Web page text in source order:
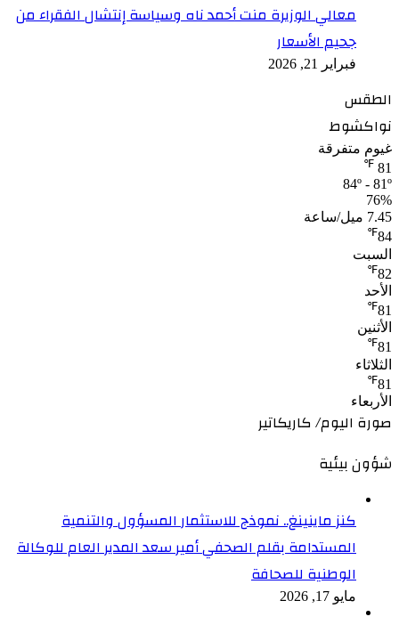
معالي الوزيرة منت أحمد ناه وسياسة إنتشال الفقراء من
جحيم الأسعار
فبراير 21, 2026
الطقس
نواكشوط
غيوم متفرقة
81
℉
84º - 81º
76%
7.45 ميل/ساعة
84
℉
السبت
82
℉
الأحد
81
℉
الأثنين
81
℉
الثلاثاء
81
℉
الأربعاء
صورة اليوم/ كاريكاتير
شؤون بيئية
كنز ماينينغ.. نموذج للاستثمار المسؤول والتنمية
المستدامة بقلم الصحفي أمير سعد المدير العام للوكالة
الوطنية للصحافة
مايو 17, 2026